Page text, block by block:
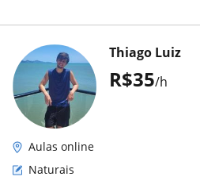
R$35/h
Thiago Luiz
Aulas online
Naturais